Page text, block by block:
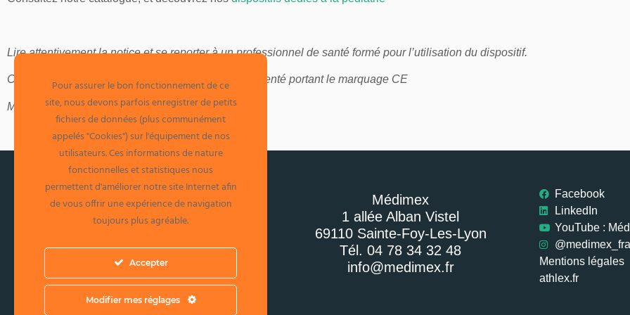
Lire attentivement la notice et se reporter à un professionnel de santé formé pour l’utilisation du dispositif.
Ce dispositif médical est un produit de santé réglementé portant le marquage CE
Mise à jour : 10-24
A propos de Médimex
Spécialiste de la rééducation et de l’évaluation
propose des produits innovants, performants et
à la pointe de la technologie qui sauront
répondre aux besoins des professionnels de
santé et du sport.
Médimex
1 allée Alban Vistel
69110 Sainte-Foy-Les-Lyon
Tél. 04 78 34 32 48
info@medimex.fr
Facebook
LinkedIn
YouTube :
Mentions légales
athlex.fr
Pour assurer le bon fonctionnement de ce
site, nous devons parfois enregistrer de petits
fichiers de données (plus communément
appelés "Cookies") sur l'équipement de nos
utilisateurs. Ces informations de nature
fonctionnelles et statistiques nous
permettent d'améliorer notre site Internet afin
de vous offrir une expérience de navigation
toujours plus agréable.
Accepter
Modifier mes réglages